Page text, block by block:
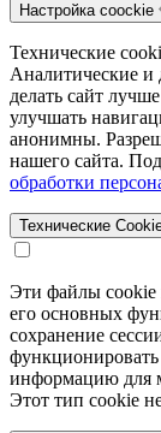
Настройка coockie
Технические
Аналитические и
делать сайт
улучшать
анонимны.
нашего сайта.
обработки
Технические
Эти файлы cookie
его основных
сохранение
информацию для
Этот тип cookie